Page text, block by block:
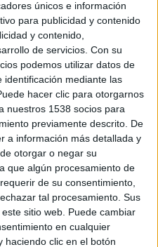
únicos e información
para publicidad y contenido
y contenido,
de servicios. Con su
podemos utilizar datos de
identificación mediante las
hacer clic para otorgarnos
nuestros 1538 socios para
previamente descrito. De
a información más detallada y
otorgar o negar su
que algún procesamiento de
de su consentimiento,
tal procesamiento. Sus
sitio web. Puede cambiar
en cualquier
haciendo clic en el botón
de Crédito Oficial han
campaña publicitaria, que cuenta con
de euros, será cofinanciada por el
de la distribución de los créditos
el pasado mes de abril.
que ICO está más cerca de ellos
serán gestionados por el BBVA y el
de medios la cuenta estará liderada por
y Operaciones de Arena Media,
Media y Gemma Romero,
que solicitarán las PYMES será de
máximo de 200.000 euros por cliente.